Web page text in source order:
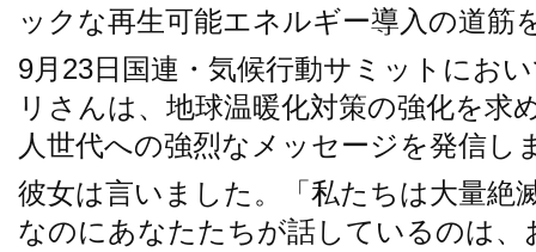
ックな再生可能エネルギー導入の道筋
9月23日国連・気候行動サミットにお
リさんは、地球温暖化対策の強化を求
人世代への強烈なメッセージを発信し
彼女は言いました。「私たちは大量絶
なのにあなたたちが話しているのは、